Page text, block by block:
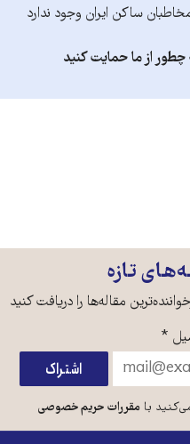
ساکن ایران وجود ندارد
از ما حمایت کنید
تازه
مقاله‌ها را دریافت کنید
*
بامقررات حریم خصوصی